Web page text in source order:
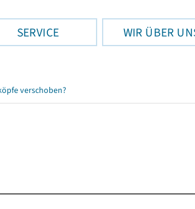
SERVICE WIR ÜBER
verschoben?